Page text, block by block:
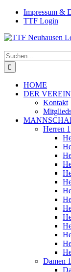
Zum
Inhalt
Facebook
InstagramImpressum &
TTF Login
Suche
nach:
HOME
DER VEREIN
Kontakt
Herren 1
Damen 1